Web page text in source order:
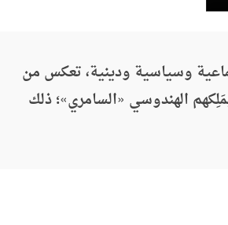
وسياسية ودينية، تعكس من
الهندوسي «السامري»؛ ذلك